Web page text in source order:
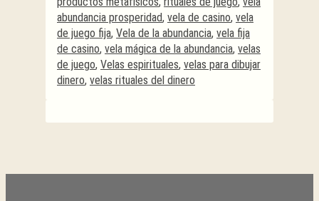
abundancia prosperidad, vela de casino, vela
de juego fija, Vela de la abundancia, vela fija
de casino, vela mágica de la abundancia, velas
de juego, Velas espirituales, velas para dibujar
dinero, velas rituales del dinero